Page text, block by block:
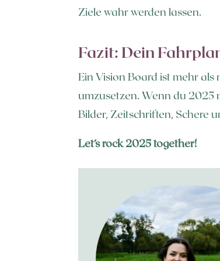
Ziele wahr werden lassen.
Fazit: Dein
Ein Vision Board ist mehr als
umzusetzen. Wenn du 2025
Bilder, Zeitschriften, Schere
Let’s rock 2025 together!